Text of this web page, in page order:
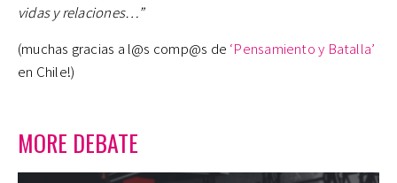
vidas y relaciones…”
(muchas gracias a l@s comp@s de ‘Pensamiento y Batalla’
en Chile!)
MORE DEBATE